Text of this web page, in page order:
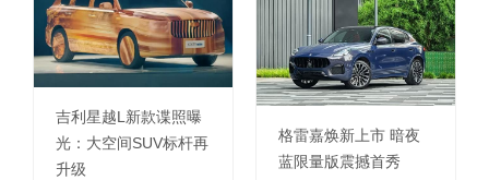
吉利星越L新款谍照曝
光：大空间SUV标杆再
升级
格雷嘉焕新上市 暗夜
蓝限量版震撼首秀